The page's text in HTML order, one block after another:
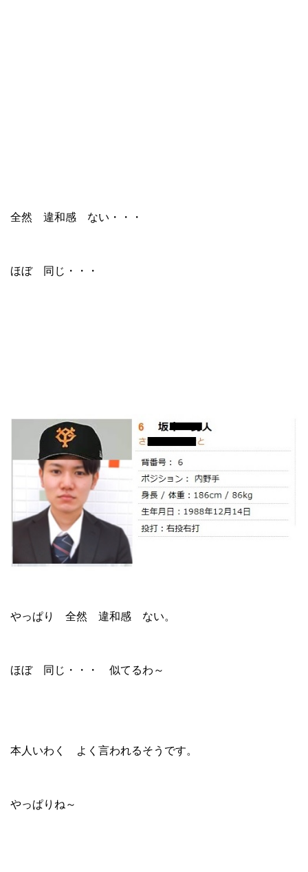
全然 違和感 ない・・・
ほぼ 同じ・・・
やっぱり 全然 違和感 ない。
ほぼ 同じ・・・ 似てるわ～
本人いわく よく言われるそうです。
やっぱりね～